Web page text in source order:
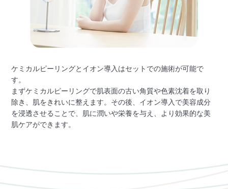
ケミカルピーリングとイオン導入はセットでの施術が可能で
す。
まずケミカルピーリングで肌表面の古い角質や色素沈着を取り
除き、肌をきれいに整えます。その後、イオン導入で美容成分
を浸透させることで、肌に潤いや栄養を与え、より効果的な美
肌ケアができます。